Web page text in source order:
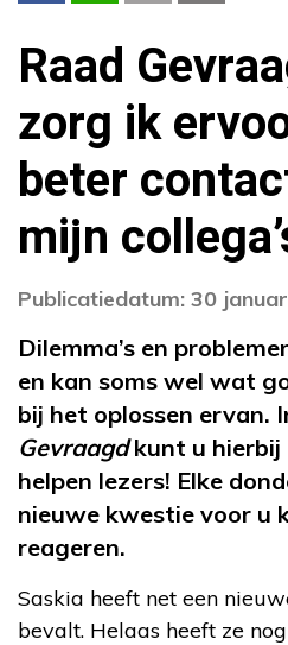
Raad
zorg ik
beter
mijn
Publicatiedatum: 30
Dilemma’s en
en kan soms wel wat
bij het oplossen ervan.
Gevraagdkunt u hierbij
helpen lezers! Elke
nieuwe kwestie voor u
reageren.
Saskia heeft net een
bevalt. Helaas heeft ze